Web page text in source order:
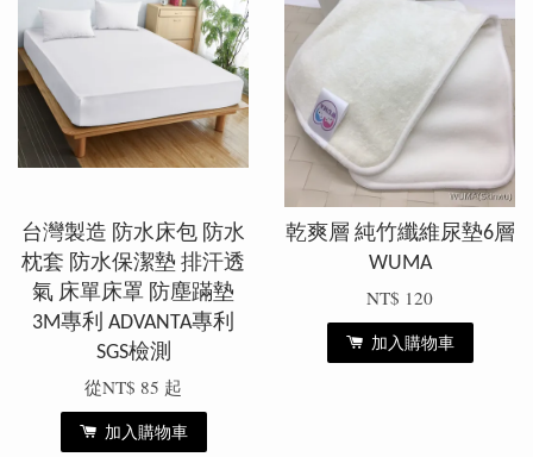
台灣製造 防水床包 防水
枕套 防水保潔墊 排汗透
氣 床單床罩 防塵蹣墊
3M專利 ADVANTA專利
SGS檢測
從NT$ 85 起
加入購物車
乾爽層 純竹纖維尿墊6層
WUMA
NT$ 120
加入購物車